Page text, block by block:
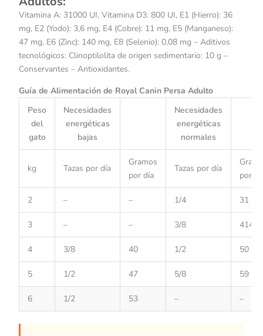
Vitamina A: 31000 UI, Vitamina D3: 800 UI, E1 (Hierro): 36
mg, E2 (Yodo): 3,6 mg, E4 (Cobre): 11 mg, E5 (Manganeso):
47 mg, E6 (Zinc): 140 mg, E8 (Selenio): 0,08 mg – Aditivos
tecnológicos: Clinoptilolita de origen sedimentario: 10 g –
Conservantes – Antioxidantes.
Guía de Alimentación de Royal Canin Persa Adulto
Peso
del
gato
Necesidades
energéticas
bajas
Necesidades
energéticas
normales
kg Tazas por día
Gramos
por día
Tazas por día
por
2 – – 1/4 31
3 – – 3/8 414
4 3/8 40 1/2 50
5 1/2 47 5/8 59
6 1/2 53 – –